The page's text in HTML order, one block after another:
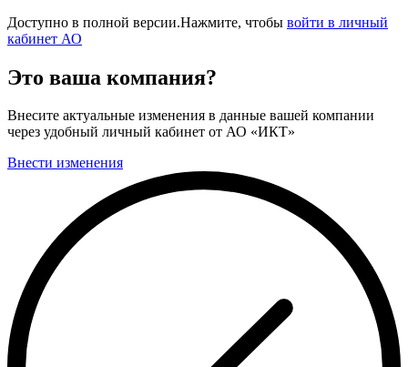
Доступно в полной версии.Нажмите, чтобы войти в личный
кабинет АО
Это ваша компания?
Внесите актуальные изменения в данные вашей компании
через удобный личный кабинет от АО «ИКТ»
Внести изменения